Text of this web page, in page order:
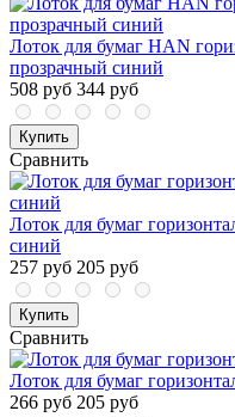
Лоток для бумаг HAN
прозрачный синий
508 руб 344 руб
Купить
Сравнить
Лоток для бумаг
синий
257 руб 205 руб
Купить
Сравнить
Лоток для бумаг
266 руб 205 руб